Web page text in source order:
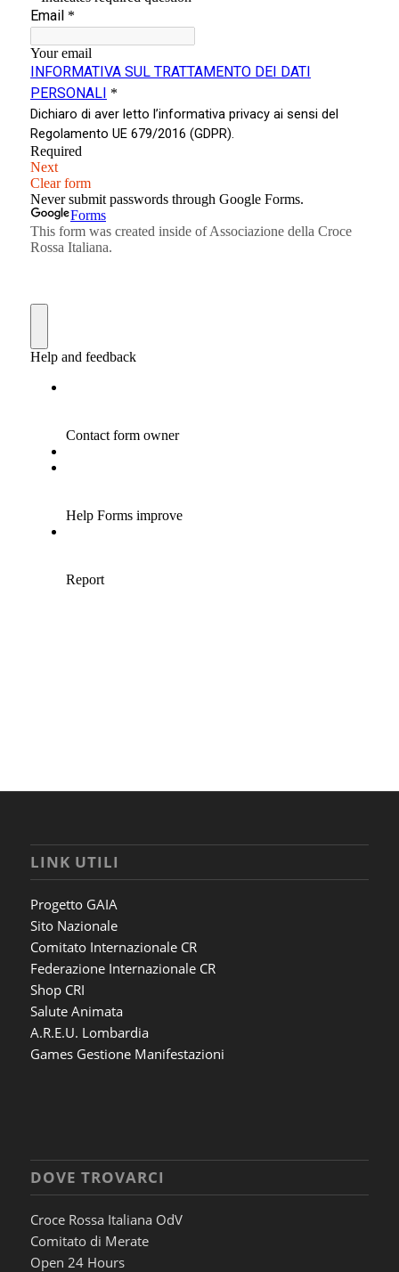
LINK UTILI
Progetto GAIA
Sito Nazionale
Comitato Internazionale CR
Federazione Internazionale CR
Shop CRI
Salute Animata
A.R.E.U. Lombardia
Games Gestione Manifestazioni
DOVE TROVARCI
Croce Rossa Italiana OdV
Comitato di Merate
Open 24 Hours